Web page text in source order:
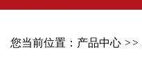
您当前位置： 产品中心 >>